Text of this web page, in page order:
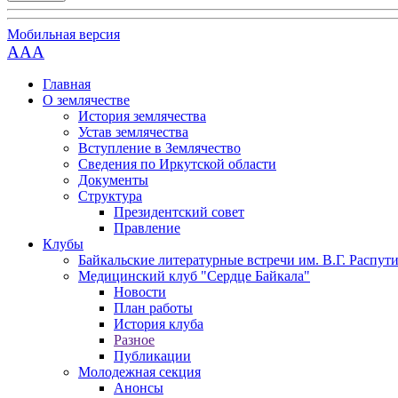
Мобильная версия
AAA
Главная
О землячестве
История землячества
Устав землячества
Вступление в Землячество
Сведения по Иркутской области
Документы
Структура
Президентский совет
Правление
Клубы
Байкальские литературные встречи им. В.Г.
Медицинский клуб "Сердце Байкала"
Новости
План работы
История клуба
Разное
Публикации
Молодежная секция
Анонсы